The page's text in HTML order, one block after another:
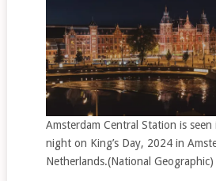
Amsterdam Central Station is seen
night on King’s Day, 2024 in
Netherlands.(National Geographic)